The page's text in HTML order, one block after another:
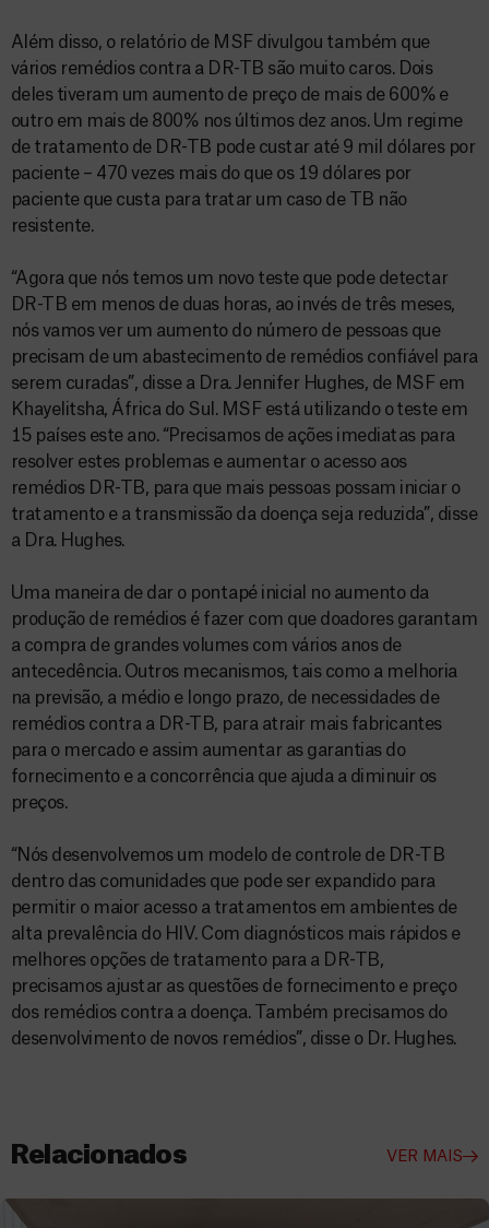
Além disso, o relatório de MSF divulgou também que
vários remédios contra a DR-TB são muito caros. Dois
deles tiveram um aumento de preço de mais de 600% e
outro em mais de 800% nos últimos dez anos. Um regime
de tratamento de DR-TB pode custar até 9 mil dólares por
paciente – 470 vezes mais do que os 19 dólares por
paciente que custa para tratar um caso de TB não
resistente.
“Agora que nós temos um novo teste que pode detectar
DR-TB em menos de duas horas, ao invés de três meses,
nós vamos ver um aumento do número de pessoas que
precisam de um abastecimento de remédios confiável para
serem curadas”, disse a Dra. Jennifer Hughes, de MSF em
Khayelitsha, África do Sul. MSF está utilizando o teste em
15 países este ano. “Precisamos de ações imediatas para
resolver estes problemas e aumentar o acesso aos
remédios DR-TB, para que mais pessoas possam iniciar o
tratamento e a transmissão da doença seja reduzida”, disse
a Dra. Hughes.
Uma maneira de dar o pontapé inicial no aumento da
produção de remédios é fazer com que doadores garantam
a compra de grandes volumes com vários anos de
antecedência. Outros mecanismos, tais como a melhoria
na previsão, a médio e longo prazo, de necessidades de
remédios contra a DR-TB, para atrair mais fabricantes
para o mercado e assim aumentar as garantias do
fornecimento e a concorrência que ajuda a diminuir os
preços.
“Nós desenvolvemos um modelo de controle de DR-TB
dentro das comunidades que pode ser expandido para
permitir o maior acesso a tratamentos em ambientes de
alta prevalência do HIV. Com diagnósticos mais rápidos e
melhores opções de tratamento para a DR-TB,
precisamos ajustar as questões de fornecimento e preço
dos remédios contra a doença. Também precisamos do
desenvolvimento de novos remédios”, disse o Dr. Hughes.
Relacionados VER MAIS